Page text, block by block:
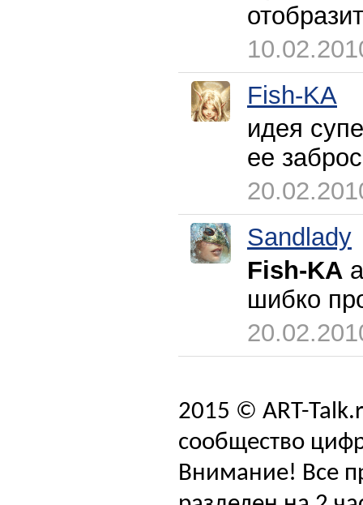
Fish-KA
идея
ее
Sandlady
Fish-KA
шибко
2015 © ART-
сообщество
Внимание! Все